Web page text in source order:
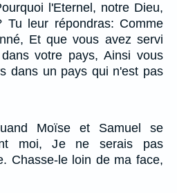
l'Eternel, notre Dieu,
Tu leur répondras: Comme
Et que vous avez servi
votre pays, Ainsi vous
dans un pays qui n'est pas
Moïse et Samuel se
moi, Je ne serais pas
Chasse-le loin de ma face,